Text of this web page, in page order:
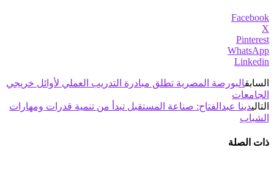
Facebook
X
Pinterest
WhatsApp
Linkedin
السابقالبورصة المصرية تطلق مبادرة التدريب العملي لأوائل خريجي
الجامعات
التاليدينا عبدالفتاح: صناعة المستقبل تبدأ من تنمية قدرات ومهارات
الشباب
ذات الصلة